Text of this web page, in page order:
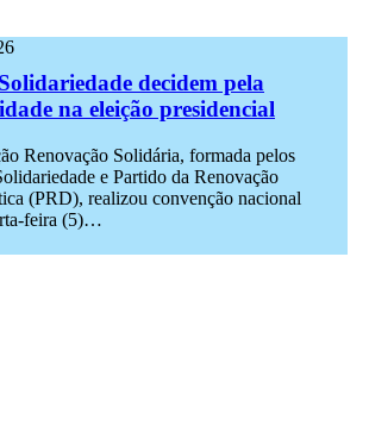
decidem pela
na eleição presidencial
Renovação Solidária, formada pelos
e Partido da Renovação
(PRD), realizou convenção nacional
feira (5)…